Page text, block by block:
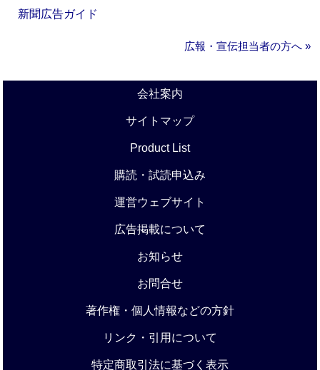
新聞広告ガイド
広報・宣伝担当者の方へ »
会社案内
サイトマップ
Product List
購読・試読申込み
運営ウェブサイト
広告掲載について
お知らせ
お問合せ
著作権・個人情報などの方針
リンク・引用について
特定商取引法に基づく表示